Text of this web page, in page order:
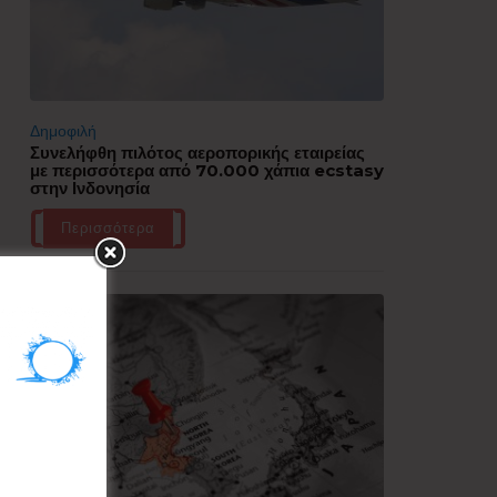
Δημοφιλή
Συνελήφθη πιλότος αεροπορικής εταιρείας
με περισσότερα από 70.000 χάπια ecstasy
στην Ινδονησία
Περισσότερα